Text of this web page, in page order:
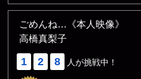
ごめんね…《本人映像》
高橋真梨子
1 2 8 人が挑戦中！